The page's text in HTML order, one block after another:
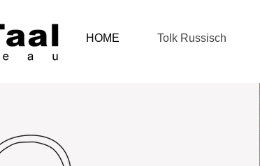
HOME Tolk Russisch